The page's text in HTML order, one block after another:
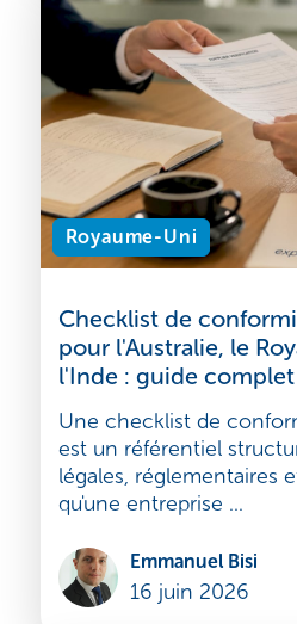
Emmanuel Bisi
17 juin 2026
Royaume-Uni
Checklist de
pour l'Australie, le
l'Inde : guide complet
Une checklist de
est un référentiel
légales, réglementaires